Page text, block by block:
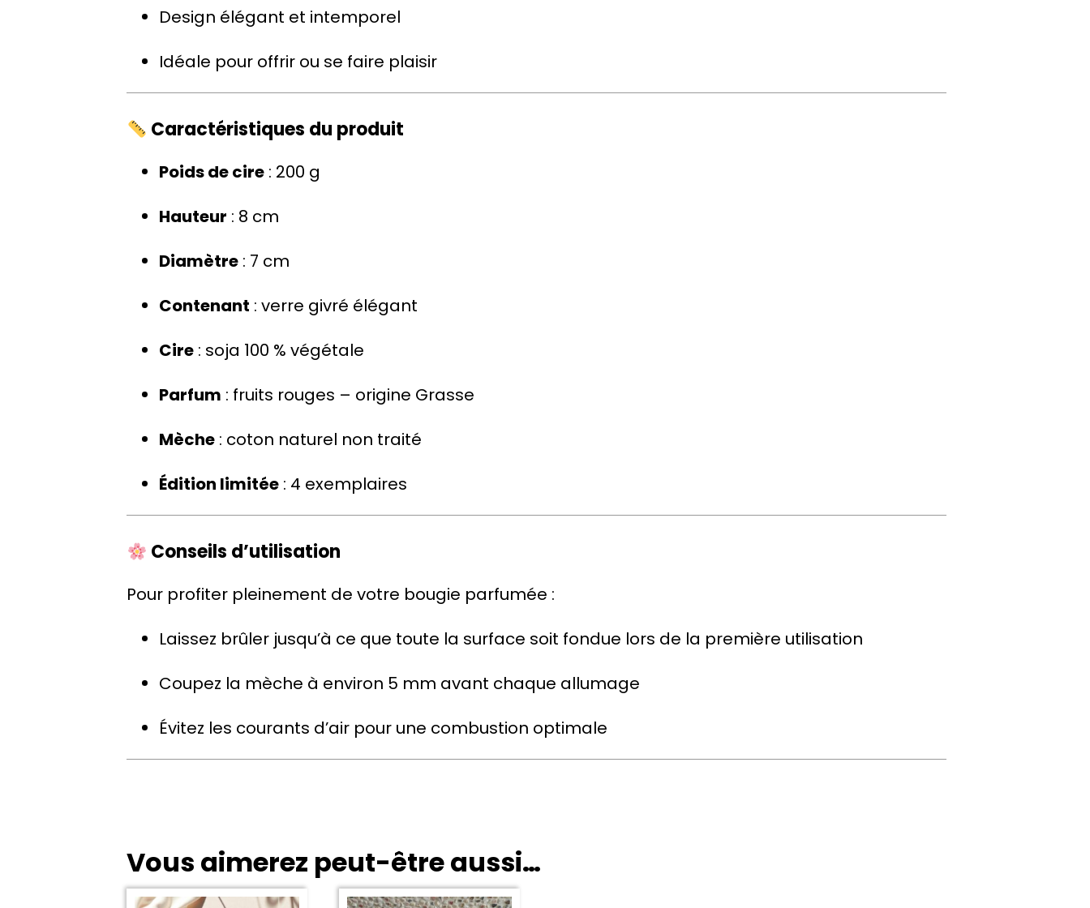
Design élégant et intemporel
Idéale pour offrir ou se faire plaisir
Caractéristiques du produit
Poids de cire : 200 g
Hauteur : 8 cm
Diamètre : 7 cm
Contenant : verre givré élégant
Cire : soja 100 % végétale
Parfum : fruits rouges – origine Grasse
Mèche : coton naturel non traité
Édition limitée : 4 exemplaires
Conseils d’utilisation
Pour profiter pleinement de votre bougie parfumée :
Laissez brûler jusqu’à ce que toute la surface soit fondue lors de la première utilisation
Coupez la mèche à environ 5 mm avant chaque allumage
Évitez les courants d’air pour une combustion optimale
Vous aimerez peut-être aussi…